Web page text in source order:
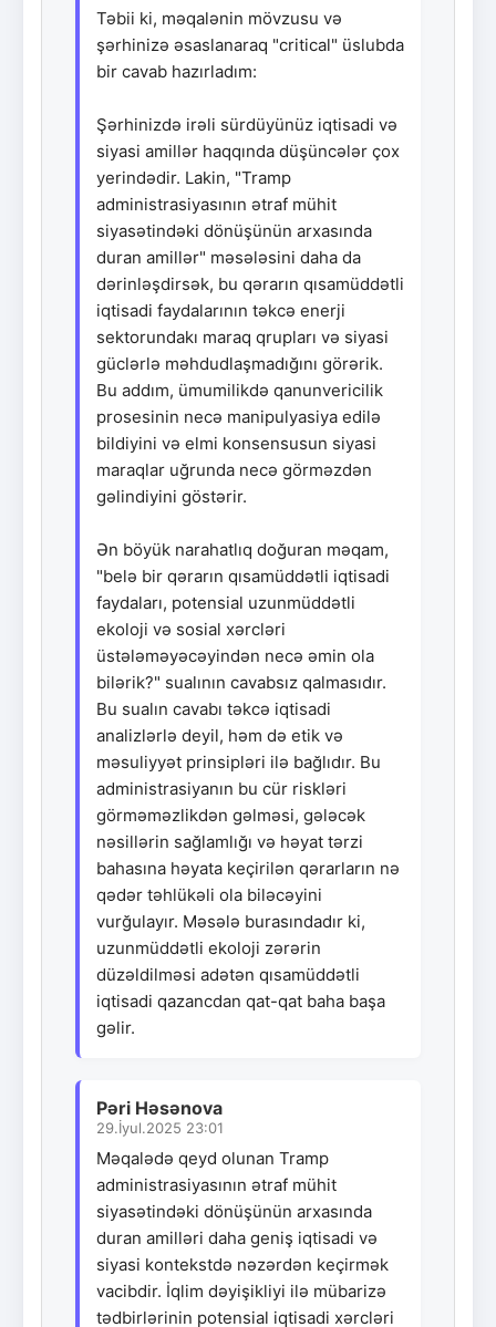
Təbii ki, məqalənin mövzusu və
şərhinizə əsaslanaraq "critical" üslubda
bir cavab hazırladım:
Şərhinizdə irəli sürdüyünüz iqtisadi və
siyasi amillər haqqında düşüncələr çox
yerindədir. Lakin, "Tramp
administrasiyasının ətraf mühit
siyasətindəki dönüşünün arxasında
duran amillər" məsələsini daha da
dərinləşdirsək, bu qərarın qısamüddətli
iqtisadi faydalarının təkcə enerji
sektorundakı maraq qrupları və siyasi
güclərlə məhdudlaşmadığını görərik.
Bu addım, ümumilikdə qanunvericilik
prosesinin necə manipulyasiya edilə
bildiyini və elmi konsensusun siyasi
maraqlar uğrunda necə görməzdən
gəlindiyini göstərir.
Ən böyük narahatlıq doğuran məqam,
"belə bir qərarın qısamüddətli iqtisadi
faydaları, potensial uzunmüddətli
ekoloji və sosial xərcləri
üstələməyəcəyindən necə əmin ola
bilərik?" sualının cavabsız qalmasıdır.
Bu sualın cavabı təkcə iqtisadi
analizlərlə deyil, həm də etik və
məsuliyyət prinsipləri ilə bağlıdır. Bu
administrasiyanın bu cür riskləri
görməməzlikdən gəlməsi, gələcək
nəsillərin sağlamlığı və həyat tərzi
bahasına həyata keçirilən qərarların nə
qədər təhlükəli ola biləcəyini
vurğulayır. Məsələ burasındadır ki,
uzunmüddətli ekoloji zərərin
düzəldilməsi adətən qısamüddətli
iqtisadi qazancdan qat-qat baha başa
gəlir.
Pəri Həsənova
29.İyul.2025 23:01
Məqalədə qeyd olunan Tramp
administrasiyasının ətraf mühit
siyasətindəki dönüşünün arxasında
duran amilləri daha geniş iqtisadi və
siyasi kontekstdə nəzərdən keçirmək
vacibdir. İqlim dəyişikliyi ilə mübarizə
tədbirlərinin potensial iqtisadi xərcləri